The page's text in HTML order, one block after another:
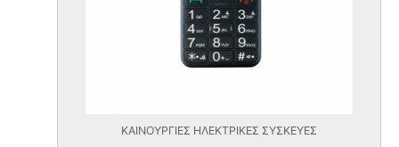
ΚΑΙΝΟΥΡΓΙΕΣ ΗΛΕΚΤΡΙΚΕΣ ΣΥΣΚΕΥΕΣ